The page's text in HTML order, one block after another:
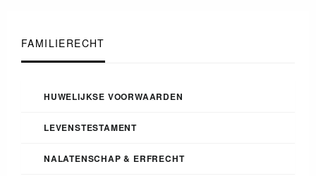
FAMILIERECHT
HUWELIJKSE VOORWAARDEN
LEVENSTESTAMENT
NALATENSCHAP & ERFRECHT